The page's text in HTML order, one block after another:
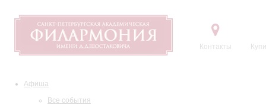
Контакты
Афиша
Все события